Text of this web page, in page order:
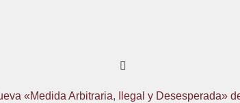
«Medida Arbitraria, Ilegal y Desesperada»